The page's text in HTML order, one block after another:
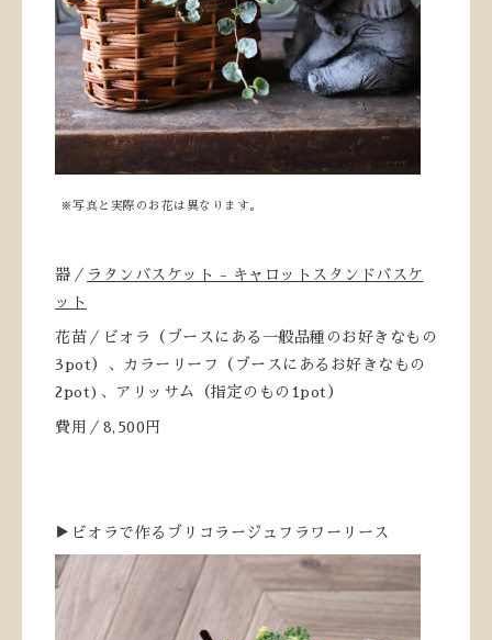
※写真と実際のお花は異なります。
器／ ラタンバスケット - キャロットスタンドバスケ
ット
花苗／ビオラ（ブースにある一般品種のお好きなもの
3pot）、カラーリーフ（ブースにあるお好きなもの
2pot)、アリッサム（指定のもの1pot）
費用／8,500円
▶ビオラで作るブリコラージュフラワーリース